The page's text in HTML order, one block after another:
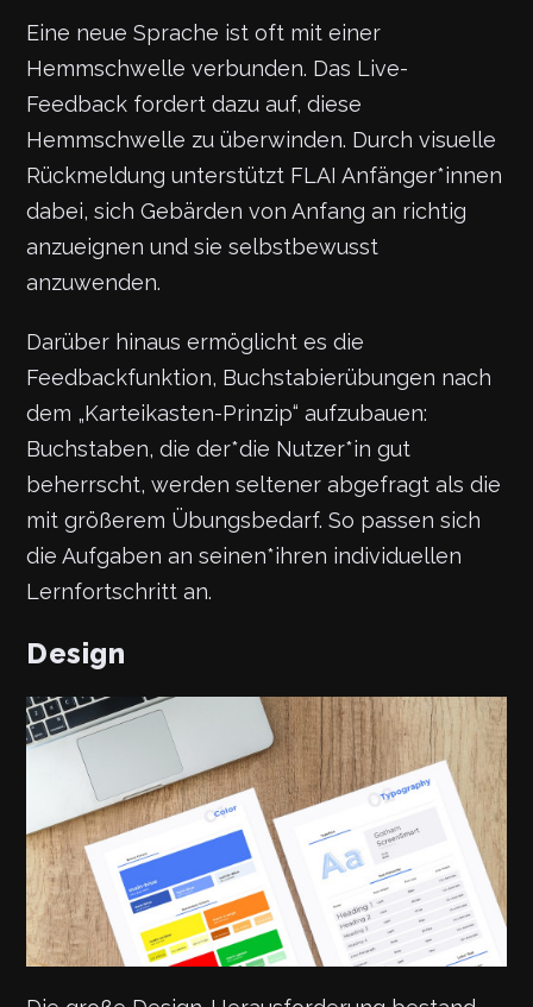
Eine neue Sprache ist oft mit einer
Hemmschwelle verbunden. Das Live-
Feedback fordert dazu auf, diese
Hemmschwelle zu überwinden. Durch visuelle
Rückmeldung unterstützt FLAI Anfänger*innen
dabei, sich Gebärden von Anfang an richtig
anzueignen und sie selbstbewusst
anzuwenden.
Darüber hinaus ermöglicht es die
Feedbackfunktion, Buchstabierübungen nach
dem „Karteikasten-Prinzip“ aufzubauen:
Buchstaben, die der*die Nutzer*in gut
beherrscht, werden seltener abgefragt als die
mit größerem Übungsbedarf. So passen sich
die Aufgaben an seinen*ihren individuellen
Lernfortschritt an.
Design